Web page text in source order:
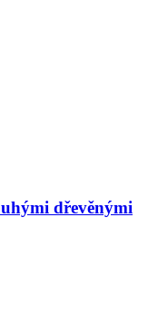
dřevěnými